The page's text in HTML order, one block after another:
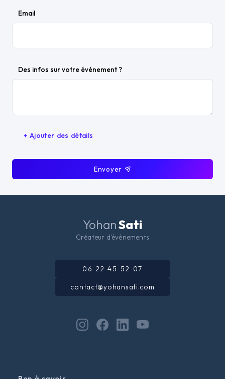
Email
Des infos sur votre évènement ?
+ Ajouter des détails
Envoyer
YohanSati
Créateur d'évènements
06 22 45 52 07
contact@yohansati.com